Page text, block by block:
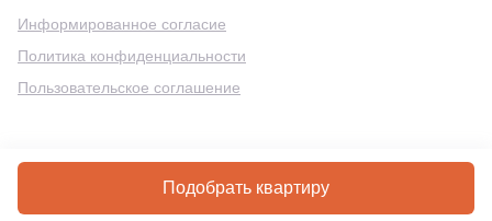
Подобрать квартиру
Информированное согласие
Политика конфиденциальности
Пользовательское соглашение
Разработка сайтов на Битрикс